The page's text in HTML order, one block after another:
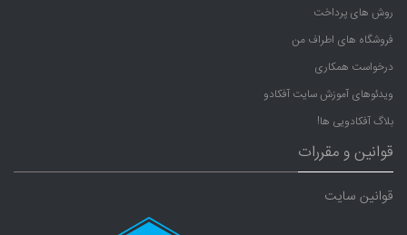
روش های پرداخت
فروشگاه های اطراف من
درخواست همکاری
ویدئوهای آموزش سایت آفکادو
بلاگ آفکادویی ها!
قوانین و مقررات
قوانین سایت